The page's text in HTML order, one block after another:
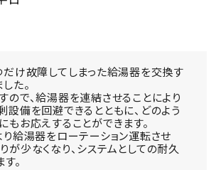
け故障してしまった給湯器を交換す
た。
ので、給湯器を連結させることにより
設備を回避できるとともに、どのよう
もお応えすることができます。
り給湯器をローテーション運転させ
が少なくなり、システムとしての耐久
。